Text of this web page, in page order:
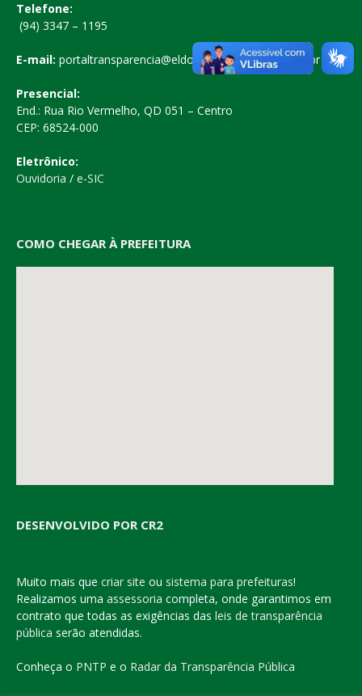
Telefone:
(94) 3347 – 1195
E-mail: portaltransparencia@eldoradodocarajas.pa.gov.br
Presencial:
End.: Rua Rio Vermelho, QD 051 – Centro
CEP: 68524-000
Eletrônico:
Ouvidoria / e-SIC
COMO CHEGAR À PREFEITURA
DESENVOLVIDO POR CR2
Muito mais que criar site ou sistema para prefeituras!
Realizamos uma assessoria completa, onde garantimos em
contrato que todas as exigências das leis de transparência
pública serão atendidas.
Conheça o PNTP e o Radar da Transparência Pública